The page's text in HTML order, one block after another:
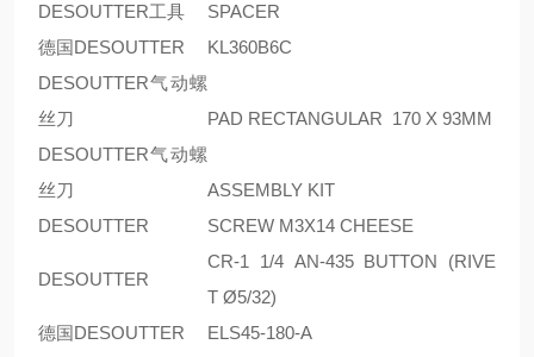
DESOUTTER工具
SPACER
德国DESOUTTER
KL360B6C
DESOUTTER气动螺
丝刀
PAD RECTANGULAR 170 X 93MM
DESOUTTER气动螺
丝刀
ASSEMBLY KIT
DESOUTTER
SCREW M3X14 CHEESE
DESOUTTER
CR-1 1/4 AN-435 BUTTON (RIVE
T Ø5/32)
德国DESOUTTER
ELS45-180-A